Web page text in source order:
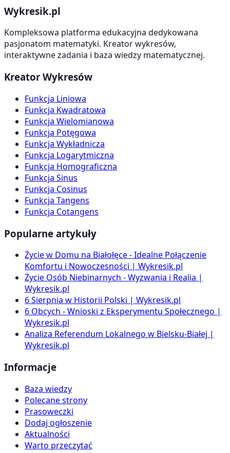
Wykresik.pl
Kompleksowa platforma edukacyjna dedykowana
pasjonatom matematyki. Kreator wykresów,
interaktywne zadania i baza wiedzy matematycznej.
Kreator Wykresów
Funkcja Liniowa
Funkcja Kwadratowa
Funkcja Wielomianowa
Funkcja Potęgowa
Funkcja Wykładnicza
Funkcja Logarytmiczna
Funkcja Homograficzna
Funkcja Sinus
Funkcja Cosinus
Funkcja Tangens
Funkcja Cotangens
Popularne artykuły
Życie w Domu na Białołęce - Idealne Połączenie
Komfortu i Nowoczesności | Wykresik.pl
Życie Osób Niebinarnych - Wyzwania i Realia |
Wykresik.pl
6 Sierpnia w Historii Polski | Wykresik.pl
6 Obcych - Wnioski z Eksperymentu Społecznego |
Wykresik.pl
Analiza Referendum Lokalnego w Bielsku-Białej |
Wykresik.pl
Informacje
Baza wiedzy
Polecane strony
Prasoweczki
Dodaj ogłoszenie
Aktualności
Warto przeczytać